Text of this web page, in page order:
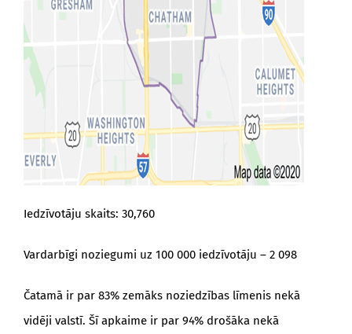
Iedzīvotāju skaits: 30,760
Vardarbīgi noziegumi uz 100 000 iedzīvotāju – 2 098
Čatamā ir par 83% zemāks noziedzības līmenis nekā
vidēji valstī. Šī apkaime ir par 94% drošāka nekā